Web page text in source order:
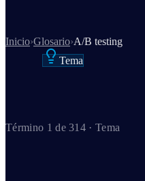
Inicio›Glosario›A/B testing
Tema
Término 1 de 314 · Tema